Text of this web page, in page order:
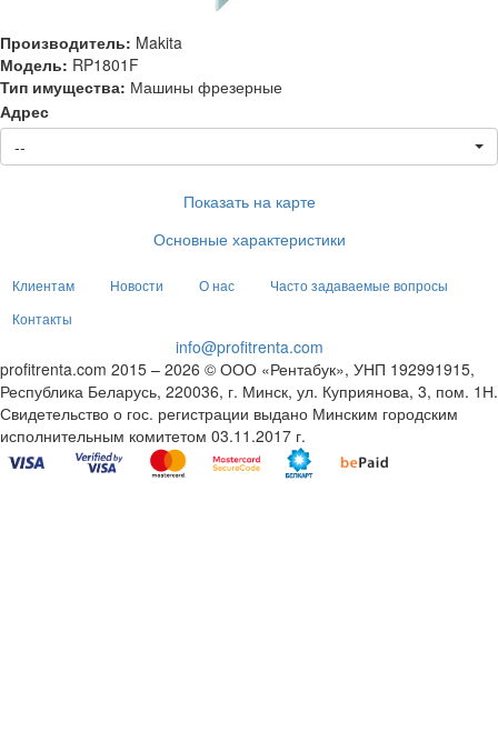
Производитель: Makita
Модель: RP1801F
Тип имущества: Машины фрезерные
Адрес
--
Показать на карте
Основные характеристики
Клиентам Новости О нас
Часто задаваемые вопросы
Контакты
info@profitrenta.com
profitrenta.com 2015 – 2026 © ООО «Рентабук», УНП 192991915,
Республика Беларусь, 220036, г. Минск, ул. Куприянова, 3, пом. 1Н.
Свидетельство о гос. регистрации выдано Минским городским
исполнительным комитетом 03.11.2017 г.